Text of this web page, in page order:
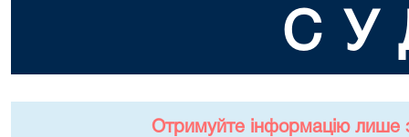
Отримуйте інформацію лише